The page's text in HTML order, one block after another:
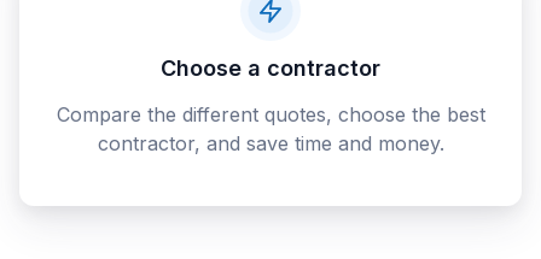
Choose a contractor
Compare the different quotes, choose the best
contractor, and save time and money.